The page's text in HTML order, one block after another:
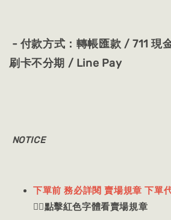
- 付款方式：轉帳匯款 / 711 現
刷卡不分期 / Line Pay
NOTICE
下單前 務必詳閱 賣場規章 下單
👈🏻點擊紅色字體看賣場規章